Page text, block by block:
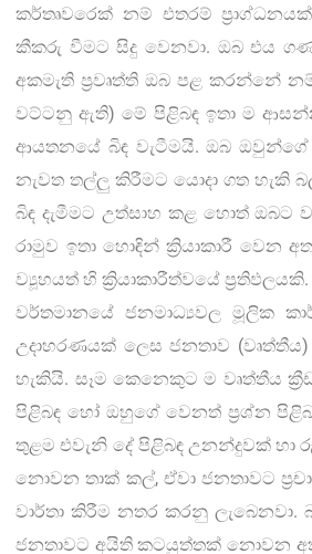
කර්තෘවරෙක් නම් එතරම්
කීකරු වීමට සිදු වෙනවා. ඔබ එය
අකමැති ප්‍රවෘත්ති ඔබ පළ කරන්නේ
වට්ටනු ඇති) මේ පිළිබඳ ඉතා ම ආසන්න
ආයතනයේ බිඳ වැටීමයි. ඔබ
නැවත තල්ලු කිරීමට යොදා ගත හැකි
බිඳ දැමීමට උත්සාහ කළ හොත් ඔබට
රාමුව ඉතා හොඳින් ක්‍රියාකාරී වෙන
ව්‍යූහයත් හි ක්‍රියාකාරීත්වයේ ප්‍රතිඵලයකි.
වර්තමානයේ ජනමාධ්‍යවල මූලික
උදාහරණයක් ලෙස ජනතාව
හැකියි. සෑම කෙනෙකුට ම වෘත්තීය
පිළිබඳ හෝ ඔහුගේ වෙනත් ප්‍රශ්න
තුළම එවැනි දේ පිළිබඳ උනන්දුවක් හා
නොවන තාක් කල්, ඒවා ජනතාවට
වාර්තා කිරීම නතර කරනු ලැබෙනවා.
ජනතාවට අයිති කටයුත්තක් නොවන